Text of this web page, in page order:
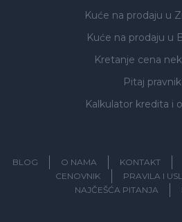
Kuće na prodaju u
Kuće na prodaju u
Kretanje cena
Pitaj
Kalkulator kredita i
BLOG O NAMA KONTAKT
CENOVNIK
PRAVILA I
NAJČEŠĆA PITANJA